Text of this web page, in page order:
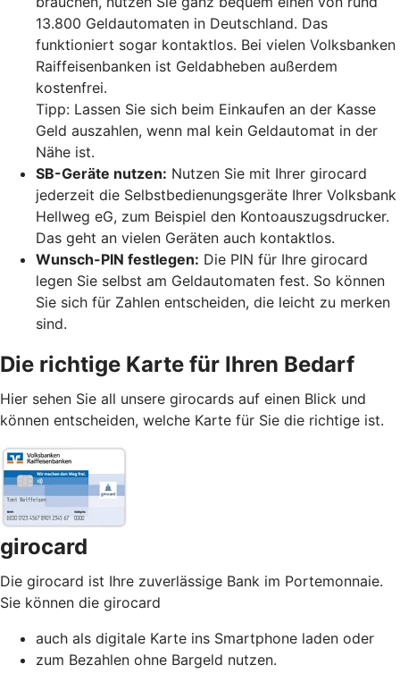
13.800 Geldautomaten in Deutschland. Das
funktioniert sogar kontaktlos. Bei vielen Volksbanken
Raiffeisenbanken ist Geldabheben außerdem
kostenfrei.
Tipp: Lassen Sie sich beim Einkaufen an der Kasse
Geld auszahlen, wenn mal kein Geldautomat in der
Nähe ist.
SB-Geräte nutzen: Nutzen Sie mit Ihrer girocard
jederzeit die Selbstbedienungsgeräte Ihrer Volksbank
Hellweg eG, zum Beispiel den Kontoauszugsdrucker.
Das geht an vielen Geräten auch kontaktlos.
Wunsch-PIN festlegen: Die PIN für Ihre girocard
legen Sie selbst am Geldautomaten fest. So können
Sie sich für Zahlen entscheiden, die leicht zu merken
sind.
Die richtige Karte für Ihren Bedarf
Hier sehen Sie all unsere girocards auf einen Blick und
können entscheiden, welche Karte für Sie die richtige ist.
girocard
Die girocard ist Ihre zuverlässige Bank im Portemonnaie.
Sie können die girocard
auch als digitale Karte ins Smartphone laden oder
zum Bezahlen ohne Bargeld nutzen.